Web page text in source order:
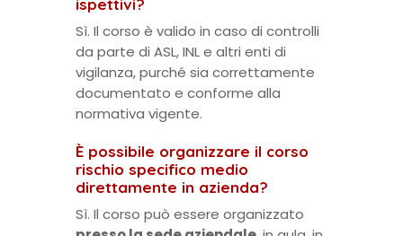
Sì. Il corso è valido in caso di controlli
da parte di ASL, INL e altri enti di
vigilanza, purché sia correttamente
documentato e conforme alla
normativa vigente.
È possibile organizzare il corso
rischio specifico medio
direttamente in azienda?
Sì. Il corso può essere organizzato